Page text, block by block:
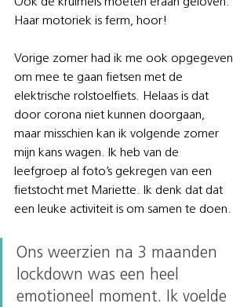
Haar motoriek is ferm, hoor!
Vorige zomer had ik me ook opgegeven
om mee te gaan fietsen met de
elektrische rolstoelfiets. Helaas is dat
door corona niet kunnen doorgaan,
maar misschien kan ik volgende zomer
mijn kans wagen. Ik heb van de
leefgroep al foto’s gekregen van een
fietstocht met Mariette. Ik denk dat dat
een leuke activiteit is om samen te doen.
Ons weerzien na 3 maanden
lockdown was een heel
emotioneel moment. Ik voelde